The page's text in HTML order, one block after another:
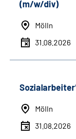
(m/w/div)
Mölln
31.08.2026
Mölln
31.08.2026